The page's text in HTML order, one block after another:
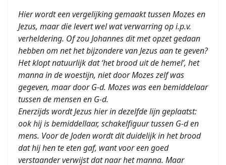
Hier wordt een vergelijking gemaakt tussen Mozes en
Jezus, maar die levert wel wat verwarring op i.p.v.
verheldering. Of zou Johannes dit met opzet gedaan
hebben om net het bijzondere van Jezus aan te geven?
Het klopt natuurlijk dat ‘het brood uit de hemel’, het
manna in de woestijn, niet door Mozes zelf was
gegeven, maar door G-d. Mozes was een bemiddelaar
tussen de mensen en G-d.
Enerzijds wordt Jezus hier in dezelfde lijn geplaatst:
ook hij is bemiddellaar, schakelfiguur tussen G-d en
mens. Voor de Joden wordt dit duidelijk in het brood
dat hij hen te eten gaf, want voor een goed
verstaander verwijst dat naar het manna. Maar